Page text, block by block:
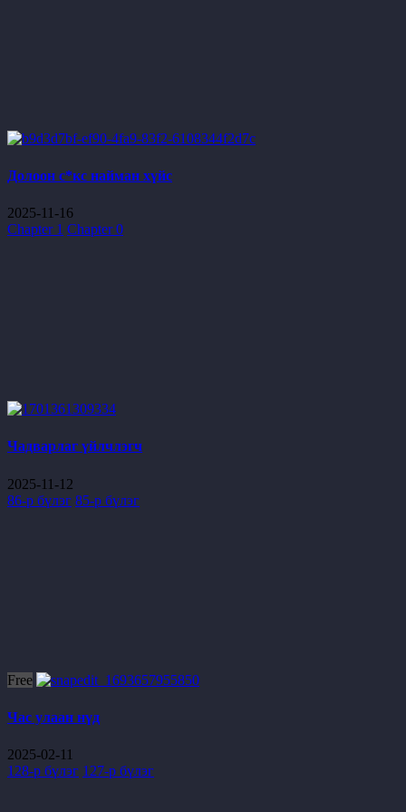
Долоон с*кс найман хүйс
2025-11-16
Chapter 1 Chapter 0
Чадварлаг үйлчлэгч
2025-11-12
86-р бүлэг 85-р бүлэг
Free
Час улаан нүд
2025-02-11
128-р бүлэг 127-р бүлэг